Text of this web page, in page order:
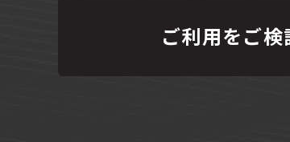
ご利用をご